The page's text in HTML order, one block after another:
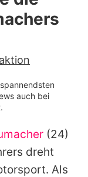
auch bei
(24)
dreht
Als